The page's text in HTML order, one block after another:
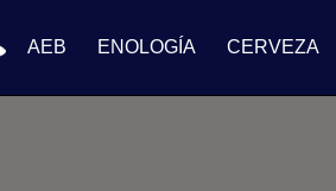
AEB ENOLOGÍA CERVEZA